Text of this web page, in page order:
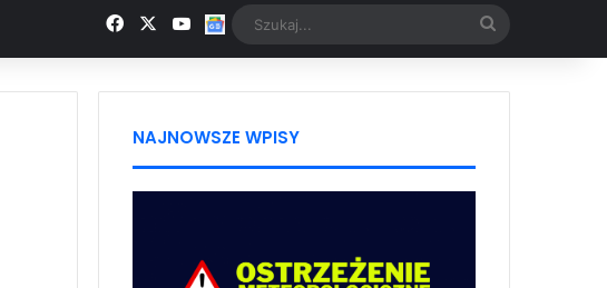
FacebookYouTubeGoogle News
NAJNOWSZE WPISY